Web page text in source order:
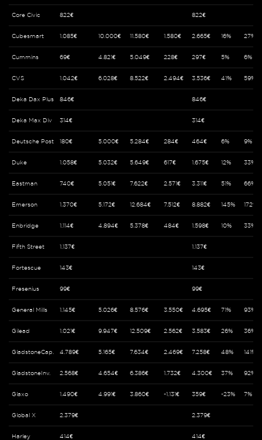
Core Civic 822€ 822€
Cubesmart 1.085€ 10.000€ 11.580€ 1.580€ 2.665€ 16% 27%
Cummins 69€ 4.821€ 5.049€ 228€ 297€ 5% 6%
CVS 1.042€ 6.028€ 8.522€ 2.494€ 3.536€ 41% 59%
Deka Dax Plus 846€ 846€
Deka Max Div 314€ 314€
Deutsche Post 180€ 5.000€ 5.284€ 284€ 464€ 6% 9%
Duke 1.058€ 5.032€ 5.649€ 617€ 1.675€ 12% 33%
Eastman 740€ 5.051€ 7.622€ 2.571€ 3.311€ 51% 66%
Emerson 1.370€ 5.172€ 12.684€ 7.512€ 8.882€ 145% 172%
Enbridge 1.114€ 4.894€ 5.378€ 484€ 1.598€ 10% 33%
Fifth Street 1.137€ 1.137€
Fortescue 143€ 143€
Fresenius 99€ 99€
General Mills 1.145€ 5.026€ 8.576€ 3.550€ 4.695€ 71% 93%
Gilead 1.021€ 9.947€ 12.509€ 2.562€ 3.583€ 26% 36%
GladstoneCap. 4.789€ 5.165€ 7.634€ 2.469€ 7.258€ 48% 141%
GladstoneInv. 2.568€ 4.654€ 6.386€ 1.732€ 4.300€ 37% 92%
Glaxo 1.490€ 4.991€ 3.860€ -1.131€ 359€ -23% 7%
Global X 2.379€ 2.379€
Harley 414€ 414€